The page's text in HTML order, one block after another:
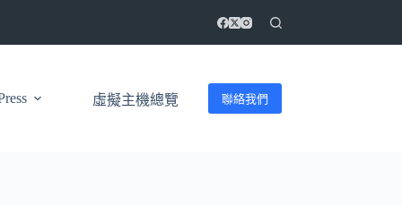
虛擬主機總覽 聯絡我們